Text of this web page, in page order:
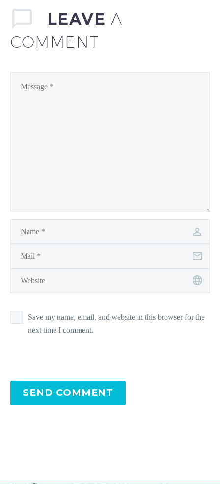
LEAVE A
COMMENT
Save my name, email, and website in this browser for the
next time I comment.
SEND COMMENT